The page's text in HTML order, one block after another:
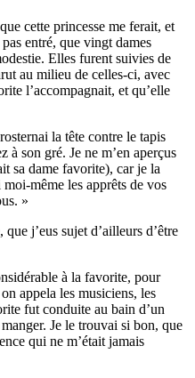
cette princesse me ferait, et
entré, que vingt dames
Elles furent suivies de
au milieu de celles-ci, avec
l’accompagnait, et qu’elle
la tête contre le tapis
à son gré. Je ne m’en aperçus
sa dame favorite), car je la
même les apprêts de vos
»
j’eus sujet d’ailleurs d’être
à la favorite, pour
appela les musiciens, les
fut conduite au bain d’un
Je le trouvai si bon, que
qui ne m’était jamais